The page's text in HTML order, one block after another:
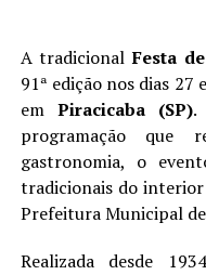
A tradicionalFesta
91ª edição nos dias
em Piracicaba (SP).
programação que
gastronomia, o
tradicionais do
Prefeitura Municipal
Realizada desde